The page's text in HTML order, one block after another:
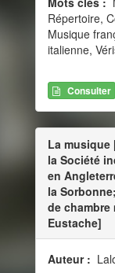
Répertoire,
Musique
italienne,
Consulter
La musique
la Société
en
la
de
Eustache]
Auteur :